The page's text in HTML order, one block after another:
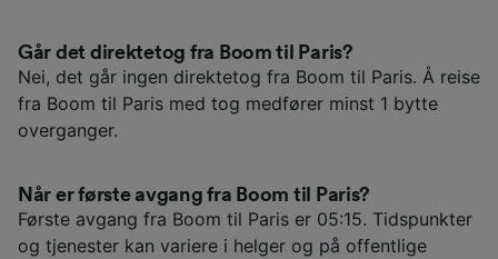
Går det direktetog fra Boom til Paris?
Nei, det går ingen direktetog fra Boom til Paris. Å reise
fra Boom til Paris med tog medfører minst 1 bytte
overganger.
Når er første avgang fra Boom til Paris?
Første avgang fra Boom til Paris er 05:15. Tidspunkter
og tjenester kan variere i helger og på offentlige